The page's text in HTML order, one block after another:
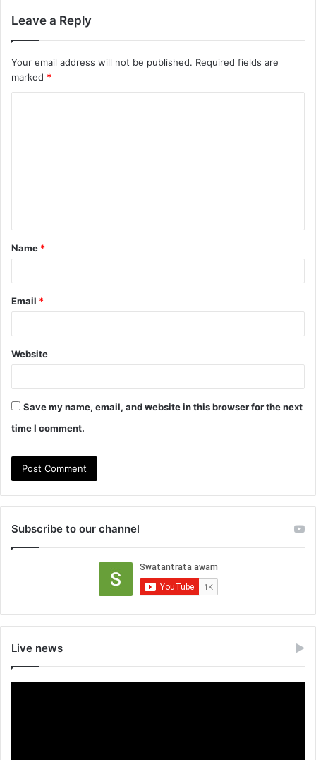
Leave a Reply
Your email address will not be published. Required fields are
marked *
t
*
Name *
Email *
Website
Save my name, email, and website in this browser for the next
time I comment.
Subscribe to our channel
Live news